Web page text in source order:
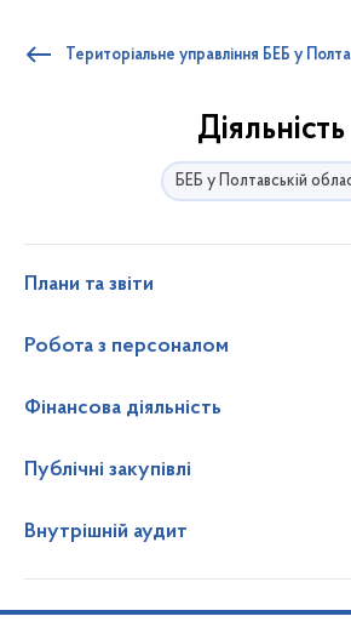
Територіальне управління БЕБ у
Діяльність
БЕБ у Полтавській
Плани та звіти
Робота з персоналом
Фінансова діяльність
Публічні закупівлі
Внутрішній аудит